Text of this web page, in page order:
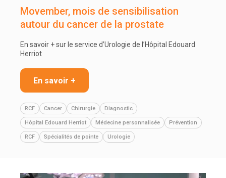
Movember, mois de sensibilisation
autour du cancer de la prostate
En savoir + sur le service d’Urologie de l’Hôpital Edouard
Herriot
En savoir +
RCF Cancer Chirurgie Diagnostic
Hôpital Edouard Herriot Médecine personnalisée Prévention
RCF Spécialités de pointe Urologie